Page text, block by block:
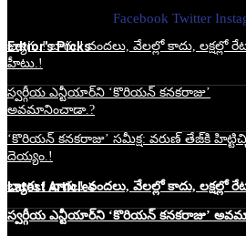
Facebook Twitter
Edtior's Picks
బ్యాగు.! బాగు.! వందలు, వేలల్లో కాదు, లక్షల్లో
హీటు.!
స్వర్గీయ ఎన్టీయార్‌ని ‘కొరియన్ కనకరాజు’
అవమానించాడా.?
‘కొరియన్ కనకరాజు’ సమీక్ష: వరుణ్ తేజ్‌కి
దెయ్యం.!
Latest Articles
బ్యాగు.! బాగు.! వందలు, వేలల్లో కాదు, లక్షల్లో
స్వర్గీయ ఎన్టీయార్‌ని ‘కొరియన్ కనకరాజు’